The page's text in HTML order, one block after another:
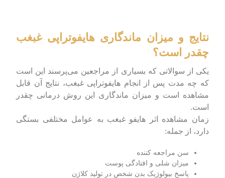
نتایج و میزان ماندگاری هایفوتراپی غبغب
چقدر است؟
یکی از سوالاتی که بسیاری از مراجعین می‌پرسند این است
که چه مدت پس از انجام هایفوتراپی غبغب، نتایج آن قابل
مشاهده است و میزان ماندگاری این روش درمانی چقدر
است.
زمان مشاهده اثر هایفو غبغب به عوامل مختلفی بستگی
دارد، از جمله:
سن مراجعه کننده
میزان شلی و افتادگی پوست
پاسخ بیولوژیک بدن شخص در تولید کلاژن